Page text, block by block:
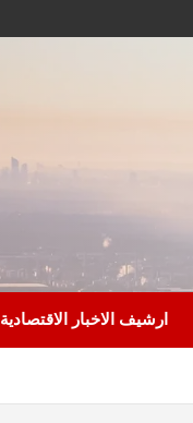
ارشيف الاخبار الاقتصادية